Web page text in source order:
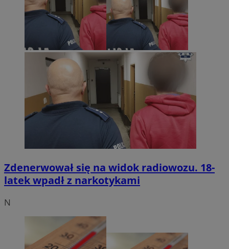
Zdenerwował się na widok radiowozu. 18-
latek wpadł z narkotykami
N